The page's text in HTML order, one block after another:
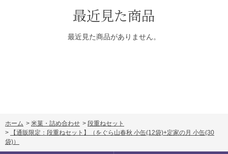
最近見た商品
最近見た商品がありません。
ホーム > 米菓・詰め合わせ > 段重ねセット
>
【通販限定：段重ねセット】
（をぐら山春秋 小缶(12袋)+定家の月 小缶(30
袋)）